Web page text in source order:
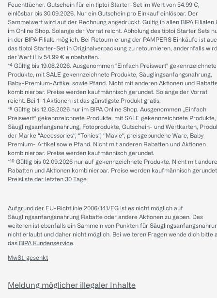
Feuchttücher. Gutschein für ein tiptoi Starter-Set im Wert von 54.99 €,
einlösbar bis 30.09.2026. Nur ein Gutschein pro Einkauf einlösbar. Der
Sammelwert wird auf der Rechnung angedruckt. Gültig in allen BIPA Filialen
im Online Shop. Solange der Vorrat reicht. Abholung des tiptoi Starter Sets
in der BIPA Filiale möglich. Bei Retournierung der PAMPERS Einkäufe ist
das tiptoi Starter-Set in Originalverpackung zu retournieren, andernfalls wird
der Wert iHv 54.99 € einbehalten.
*⁴ Gültig bis 19.08.2026. Ausgenommen "Einfach Preiswert" gekennzeichnete
Produkte, mit SALE gekennzeichnete Produkte, Säuglingsanfangsnahrung,
Baby-Premium-Artikel sowie Pfand. Nicht mit anderen Aktionen und
kombinierbar. Preise werden kaufmännisch gerundet. Solange der Vorrat
reicht. Bei 1+1 Aktionen ist das günstigste Produkt gratis.
*⁸ Gültig bis 12.08.2026 nur im BIPA Online Shop. Ausgenommen „Einfach
Preiswert“ gekennzeichnete Produkte, mit SALE gekennzeichnete Produkte,
Säuglingsanfangsnahrung, Fotoprodukte, Gutschein- und Wertkarten,
der Marke “Accessories“, “Tonies“, “Mavie“, preisgebundene Ware, Baby
Premium- Artikel sowie Pfand. Nicht mit anderen Rabatten und Aktionen
kombinierbar. Preise werden kaufmännisch gerundet.
*¹⁰ Gültig bis 02.09.2026 nur auf gekennzeichnete Produkte. Nicht mit
Rabatten und Aktionen kombinierbar. Preise werden kaufmännisch
Preisliste der letzten 30 Tage
Aufgrund der EU-Richtlinie 2006/141/EG ist es nicht möglich auf
Säuglingsanfangsnahrung Rabatte oder andere Aktionen zu geben. Des
weiteren ist ebenfalls ein Sammeln von Punkten für
nicht erlaubt und daher nicht möglich. Bei weiteren Fragen wende dich bitte
das BIPA Kundenservice.
MwSt. gesenkt
Meldung möglicher illegaler Inhalte